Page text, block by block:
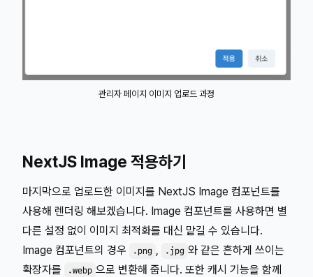
관리자 페이지 이미지 업로드 과정
NextJS Image 적용하기
마지막으로 업로드한 이미지를 NextJS Image 컴포넌트를
사용해 렌더링 해보겠습니다. Image 컴포넌트를 사용하면 별
다른 설정 없이 이미지 최적화를 대신 맡길 수 있습니다.
Image 컴포넌트의 경우
.png , .jpg 와 같은 흔하게 쓰이는
확장자를
.webp 으로 변환해 줍니다. 또한 캐시 기능을 함께